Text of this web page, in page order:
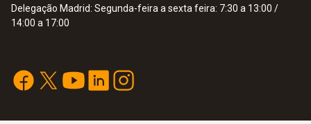
Sonda para alimentos estanque, em aço
inoxidável (IP65), TP ...
Delegação Madrid: Segunda-feira a sexta feira: 7:30 a 13:00 /
14:00 a 17:00